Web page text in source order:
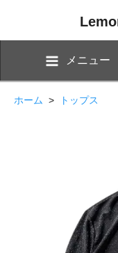
メニュー
ホーム > トップス